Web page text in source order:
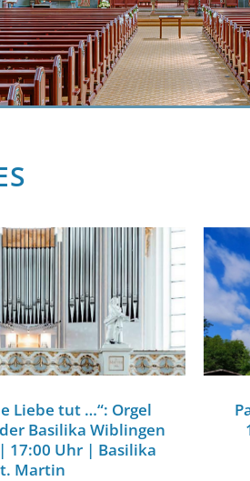
Liebe tut …“: Orgel
Basilika Wiblingen
17:00 Uhr | Basilika
Martin